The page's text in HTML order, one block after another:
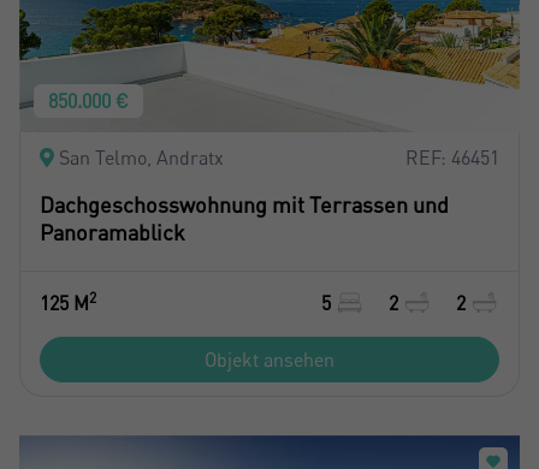
850.000 €
San Telmo, Andratx REF: 46451
Dachgeschosswohnung mit Terrassen und
Panoramablick
125 M2 5 2 2
Objekt ansehen